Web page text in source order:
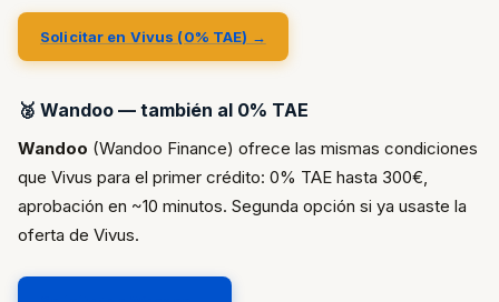
Solicitar en Vivus (0% TAE) →
🥈 Wandoo — también al 0% TAE
Wandoo (Wandoo Finance) ofrece las mismas condiciones
que Vivus para el primer crédito: 0% TAE hasta 300€,
aprobación en ~10 minutos. Segunda opción si ya usaste la
oferta de Vivus.